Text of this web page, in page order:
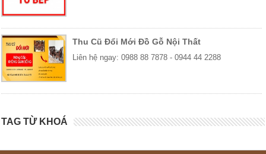
hương vân
Nên chọn những
được làm từ gỗ thịt 100%,
không pha gỗ tạp, gỗ kém chất lượng, đảm bảo độ bền và chất
lượng tốt hơn. Màu gỗ và vân gỗ đều nhau tăng thêm tính
thẩm mỹ cho sản phẩm, khi sử dụng trong thời gian dài, màu
Kiểm tra kỹ kết cấu sản phẩm, đặc biệt là những vị trí chịu lực
kết nối ổn định để sử dụng an toàn hơn.
Thu Cũ Đổi Mới Đồ Gỗ Nội Thất
Liên hệ ngay: 0988 88 7878 - 0944 44 2288
TAG TỪ KHOÁ